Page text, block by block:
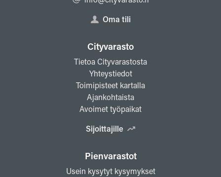
Oma tili
Cityvarasto
Tietoa Cityvarastosta
Yhteystiedot
Toimipisteet kartalla
Ajankohtaista
Avoimet työpaikat
Sijoittajille
Pienvarastot
Usein kysytyt kysymykset